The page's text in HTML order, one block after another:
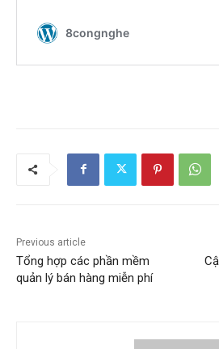
Previous article
Tổng hợp các phần mềm
quản lý bán hàng miễn phí